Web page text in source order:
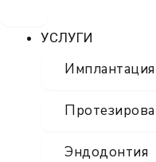
УСЛУГИ
Эндодонтия